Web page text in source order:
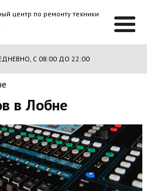
центр по ремонту техники
С 08:00 ДО 22:00
в Лобне